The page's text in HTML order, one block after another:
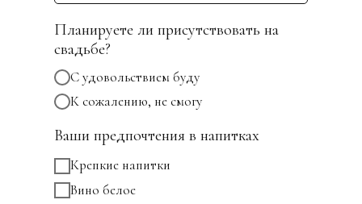
Планируете ли присутствовать на
свадьбе?
С удовольствием буду
К сожалению, не смогу
Ваши предпочтения в напитках
Крепкие напитки
Вино белое